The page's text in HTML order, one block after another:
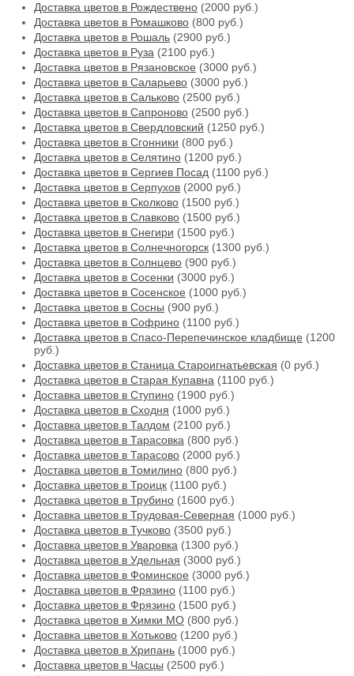
Доставка цветов в Рождествено (2000 руб.)
Доставка цветов в Ромашково (800 руб.)
Доставка цветов в Рошаль (2900 руб.)
Доставка цветов в Руза (2100 руб.)
Доставка цветов в Рязановское (3000 руб.)
Доставка цветов в Саларьево (3000 руб.)
Доставка цветов в Сальково (2500 руб.)
Доставка цветов в Сапроново (2500 руб.)
Доставка цветов в Свердловский (1250 руб.)
Доставка цветов в Сгонники (800 руб.)
Доставка цветов в Селятино (1200 руб.)
Доставка цветов в Сергиев Посад (1100 руб.)
Доставка цветов в Серпухов (2000 руб.)
Доставка цветов в Сколково (1500 руб.)
Доставка цветов в Славково (1500 руб.)
Доставка цветов в Снегири (1500 руб.)
Доставка цветов в Солнечногорск (1300 руб.)
Доставка цветов в Солнцево (900 руб.)
Доставка цветов в Сосенки (3000 руб.)
Доставка цветов в Сосенское (1000 руб.)
Доставка цветов в Сосны (900 руб.)
Доставка цветов в Софрино (1100 руб.)
Доставка цветов в Спасо-Перепечинское кладбище (1200
руб.)
Доставка цветов в Станица Староигнатьевская (0 руб.)
Доставка цветов в Старая Купавна (1100 руб.)
Доставка цветов в Ступино (1900 руб.)
Доставка цветов в Сходня (1000 руб.)
Доставка цветов в Талдом (2100 руб.)
Доставка цветов в Тарасовка (800 руб.)
Доставка цветов в Тарасово (2000 руб.)
Доставка цветов в Томилино (800 руб.)
Доставка цветов в Троицк (1100 руб.)
Доставка цветов в Трубино (1600 руб.)
Доставка цветов в Трудовая-Северная (1000 руб.)
Доставка цветов в Тучково (3500 руб.)
Доставка цветов в Уваровка (1300 руб.)
Доставка цветов в Удельная (3000 руб.)
Доставка цветов в Фоминское (3000 руб.)
Доставка цветов в Фрязино (1100 руб.)
Доставка цветов в Фрязино (1500 руб.)
Доставка цветов в Химки МО (800 руб.)
Доставка цветов в Хотьково (1200 руб.)
Доставка цветов в Хрипань (1000 руб.)
Доставка цветов в Часцы (2500 руб.)